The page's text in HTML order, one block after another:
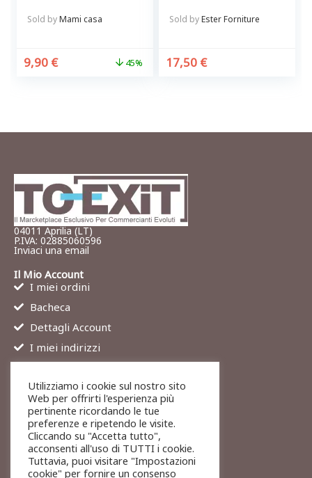
Sold byMami casa
9,90 € 45%
p.p.m.
Sold byEster Forniture
17,50 €
04011 Aprilia (LT)
P.IVA: 02885060596
Inviaci una email
Il Mio Account
I miei ordini
Bacheca
Dettagli Account
I miei indirizzi
Chi siamo
Services
Blog
Contatti
Legali
Utilizziamo i cookie sul nostro sito
Web per offrirti l'esperienza più
pertinente ricordando le tue
preferenze e ripetendo le visite.
Cliccando su "Accetta tutto",
acconsenti all'uso di TUTTI i cookie.
Tuttavia, puoi visitare "Impostazioni
cookie" per fornire un consenso